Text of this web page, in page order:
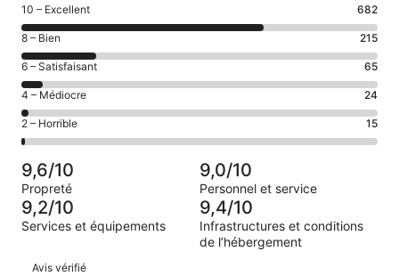
Note
des
voyageurs
de 10
(Excellent),
d’après 682 avis
sur 1001.
10 – Excellent 682
Note
des
voyageurs
de 8
(Bien),
d’après 215 avis
sur 1001.
8 – Bien 215
Note
des
voyageurs
de 6
(Satisfaisant),
sur 1001.
6 – Satisfaisant 65
Note
des
voyageurs
de 4
(Médiocre),
d’après 24 avis
sur 1001.
4 – Médiocre 24
Note
des
voyageurs
de 2
(Horrible),
d’après 15 avis
sur 1001.
2 – Horrible 15
9,6/10
Propreté
9,0/10
Personnel et service
9,2/10
Services et équipements
9,4/10
Infrastructures et conditions
de l’hébergement
Avis
Avis vérifié